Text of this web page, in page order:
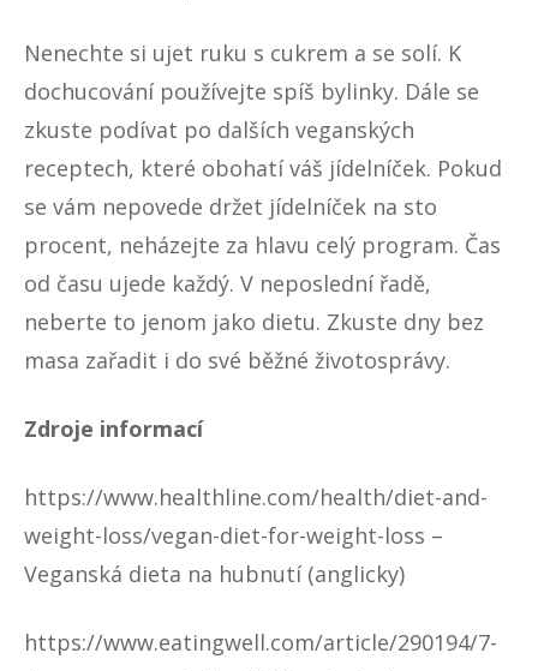
Nenechte si ujet ruku s cukrem a se solí. K
dochucování používejte spíš bylinky. Dále se
zkuste podívat po dalších veganských
receptech, které obohatí váš jídelníček. Pokud
se vám nepovede držet jídelníček na sto
procent, neházejte za hlavu celý program. Čas
od času ujede každý. V neposlední řadě,
neberte to jenom jako dietu. Zkuste dny bez
masa zařadit i do své běžné životosprávy.
Zdroje informací
https://www.healthline.com/health/diet-and-
weight-loss/vegan-diet-for-weight-loss –
Veganská dieta na hubnutí (anglicky)
https://www.eatingwell.com/article/290194/7-